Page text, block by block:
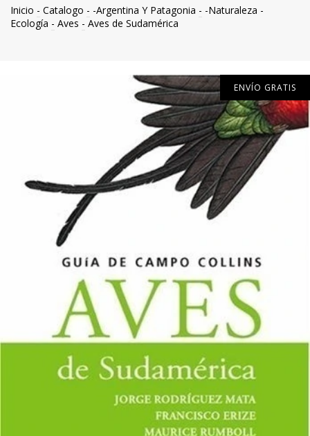
Inicio - Catalogo - -Argentina Y Patagonia - -Naturaleza -
Ecología - Aves - Aves de Sudamérica
ENVÍO GRATIS